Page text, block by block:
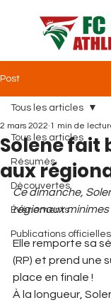
Post
Tous les articles
Résumés
Découvertes
Événements
Publications officielles
Tous les articles
Solene fait
aux
2 mars 2022 1 min de
Ce dimanche,
régionaux minimes
Elle remporte sa
(RP) et prend une
place en finale !
À la longueur,